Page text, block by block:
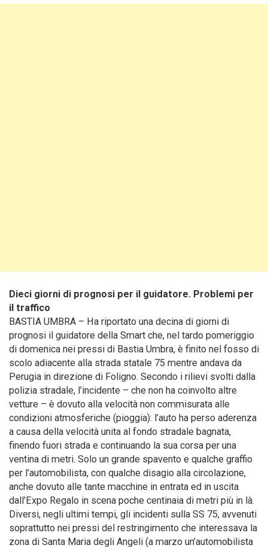
Dieci giorni di prognosi per il guidatore. Problemi per
il traffico
BASTIA UMBRA – Ha riportato una decina di giorni di
prognosi il guidatore della Smart che, nel tardo pomeriggio
di domenica nei pressi di Bastia Umbra, è finito nel fosso di
scolo adiacente alla strada statale 75 mentre andava da
Perugia in direzione di Foligno. Secondo i rilievi svolti dalla
polizia stradale, l’incidente – che non ha coinvolto altre
vetture – è dovuto alla velocità non commisurata alle
condizioni atmosferiche (pioggia): l’auto ha perso aderenza
a causa della velocità unita al fondo stradale bagnata,
finendo fuori strada e continuando la sua corsa per una
ventina di metri. Solo un grande spavento e qualche graffio
per l’automobilista, con qualche disagio alla circolazione,
anche dovuto alle tante macchine in entrata ed in uscita
dall’Expo Regalo in scena poche centinaia di metri più in là.
Diversi, negli ultimi tempi, gli incidenti sulla SS 75, avvenuti
soprattutto nei pressi del restringimento che interessava la
zona di Santa Maria degli Angeli (a marzo un’automobilista